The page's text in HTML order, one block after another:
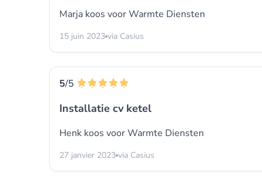
Marja koos voorWarmte Diensten
15 juin 2023 via Casius
5/5
Installatie cv ketel
Henk koos voorWarmte Diensten
27 janvier 2023 via Casius